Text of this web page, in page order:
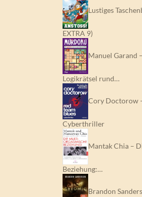
Lustiges
EXTRA 9)
Manuel Garand
Logikrätsel rund…
Cory Doctorow
Cyberthriller
Mantak Chia –
Beziehung:…
Brandon